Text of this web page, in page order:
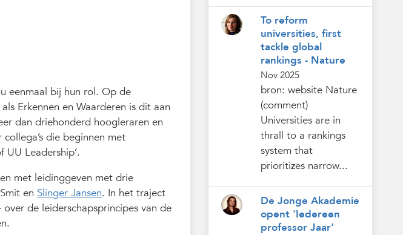
eenmaal bij hun rol. Op de
Erkennen en Waarderen is dit aan
dan driehonderd hoogleraren en
die beginnen met
UU Leadership’.
met leidinggeven met drie
en Slinger Jansen. In het traject
de leiderschapsprincipes van de
To reform
universities, first
tackle global
rankings - Nature
Nov 2025
bron: website Nature
(comment)
Universities are in
thrall to a rankings
system that
prioritizes narrow...
De Jonge Akademie
opent 'Iedereen
professor Jaar'